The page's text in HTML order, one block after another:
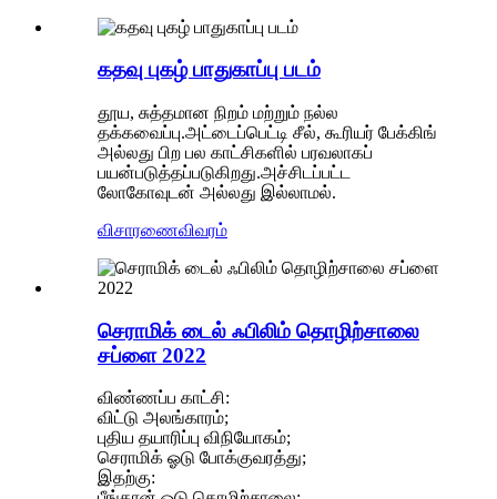
கதவு புகழ் பாதுகாப்பு படம்
தூய, சுத்தமான நிறம் மற்றும் நல்ல
தக்கவைப்பு.அட்டைப்பெட்டி சீல், கூரியர் பேக்கிங்
அல்லது பிற பல காட்சிகளில் பரவலாகப்
பயன்படுத்தப்படுகிறது.அச்சிடப்பட்ட
லோகோவுடன் அல்லது இல்லாமல்.
விசாரணைவிவரம்
செராமிக் டைல் ஃபிலிம் தொழிற்சாலை
சப்ளை 2022
விண்ணப்ப காட்சி:
விட்டு அலங்காரம்;
புதிய தயாரிப்பு விநியோகம்;
செராமிக் ஓடு போக்குவரத்து;
இதற்கு: